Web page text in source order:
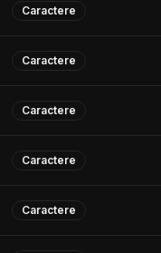
Caractere
Caractere
Caractere
Caractere
Caractere